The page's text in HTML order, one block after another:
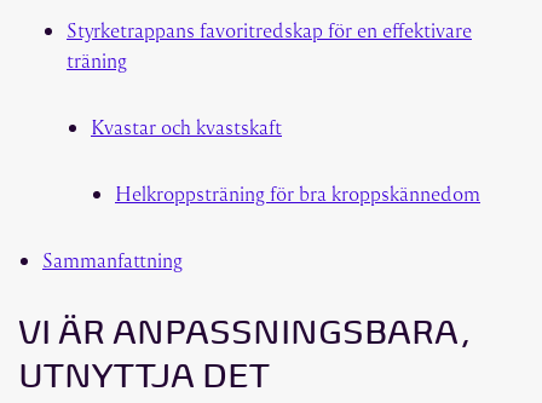
Styrketrappans favoritredskap för en effektivare
träning
Kvastar och kvastskaft
Helkroppsträning för bra kroppskännedom
Sammanfattning
VI ÄR ANPASSNINGSBARA,
UTNYTTJA DET